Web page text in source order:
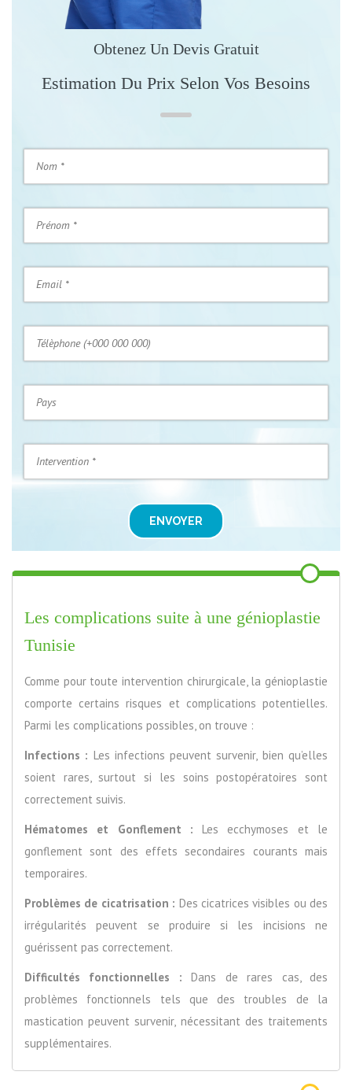
Obtenez Un Devis Gratuit
Estimation Du Prix Selon Vos Besoins
ENVOYER
Les complications suite à une génioplastie
Tunisie
Comme pour toute intervention chirurgicale, la génioplastie
comporte certains risques et complications potentielles.
Parmi les complications possibles, on trouve :
Infections : Les infections peuvent survenir, bien qu’elles
soient rares, surtout si les soins postopératoires sont
correctement suivis.
Hématomes et Gonflement : Les ecchymoses et le
gonflement sont des effets secondaires courants mais
temporaires.
Problèmes de cicatrisation : Des cicatrices visibles ou des
irrégularités peuvent se produire si les incisions ne
guérissent pas correctement.
Difficultés fonctionnelles : Dans de rares cas, des
problèmes fonctionnels tels que des troubles de la
mastication peuvent survenir, nécessitant des traitements
supplémentaires.